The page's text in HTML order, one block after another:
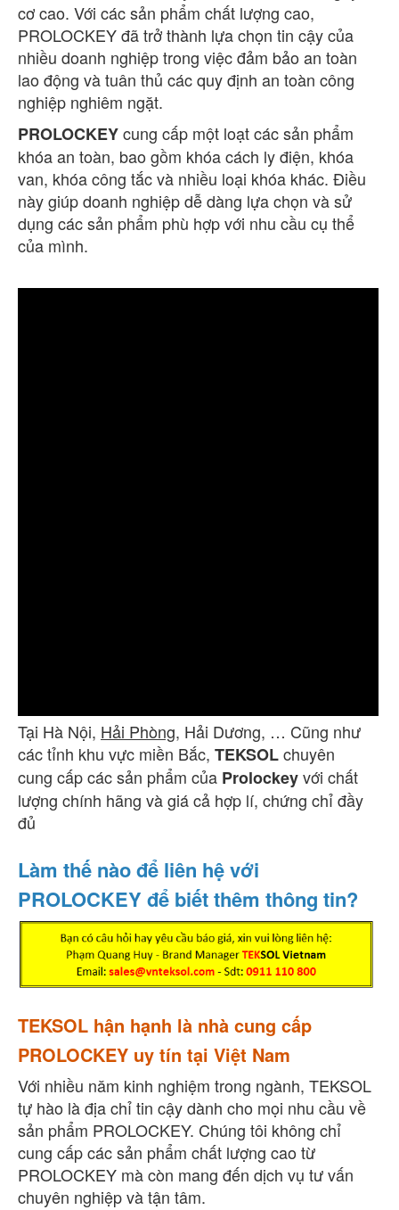
cơ cao. Với các sản phẩm chất lượng cao,
PROLOCKEY đã trở thành lựa chọn tin cậy của
nhiều doanh nghiệp trong việc đảm bảo an toàn
lao động và tuân thủ các quy định an toàn công
nghiệp nghiêm ngặt.
PROLOCKEYcung cấp một loạt các sản phẩm
khóa an toàn, bao gồm khóa cách ly điện, khóa
van, khóa công tắc và nhiều loại khóa khác. Điều
này giúp doanh nghiệp dễ dàng lựa chọn và sử
dụng các sản phẩm phù hợp với nhu cầu cụ thể
của mình.
Tại Hà Nội, Hải Phòng, Hải Dương, … Cũng như
các tỉnh khu vực miền Bắc, TEKSOLchuyên
cung cấp các sản phẩm của Prolockeyvới chất
lượng chính hãng và giá cả hợp lí, chứng chỉ đầy
đủ
Làm thế nào để liên hệ với
PROLOCKEY để biết thêm thông tin?
TEKSOL hận hạnh là nhà cung cấp
PROLOCKEY uy tín tại Việt Nam
Với nhiều năm kinh nghiệm trong ngành, TEKSOL
tự hào là địa chỉ tin cậy dành cho mọi nhu cầu về
sản phẩm PROLOCKEY. Chúng tôi không chỉ
cung cấp các sản phẩm chất lượng cao từ
PROLOCKEY mà còn mang đến dịch vụ tư vấn
chuyên nghiệp và tận tâm.